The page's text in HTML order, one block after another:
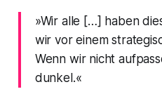
»Wir alle […] haben
wir vor einem
Wenn wir nicht
dunkel.«